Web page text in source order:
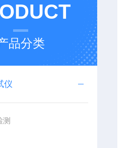
品分类
仪
测